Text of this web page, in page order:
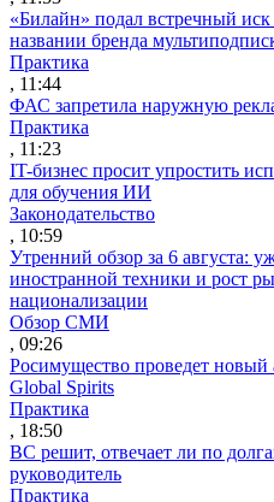
«Билайн» подал встречный
названии бренда
Практика
, 11:44
ФАС запретила наружную
Практика
, 11:23
IT-бизнес просит упростить
для обучения ИИ
Законодательство
, 10:59
Утренний обзор за 6 августа:
иностранной техники и рост
национализации
Обзор СМИ
, 09:26
Росимущество проведет
Global Spirits
Практика
, 18:50
ВС решит, отвечает ли по
руководитель
Практика